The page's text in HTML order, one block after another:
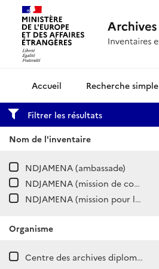
Archives diplomatiquesRecherche simple
Filtrer les résultats
Nom de l'inventaire
NDJAMENA (ambassade)
NDJAMENA (mission de coopération et d'action culturelle)
NDJAMENA (mission pour la réforme administrative au Tchad)
Organisme
Centre des archives diplomatiques de Nantes